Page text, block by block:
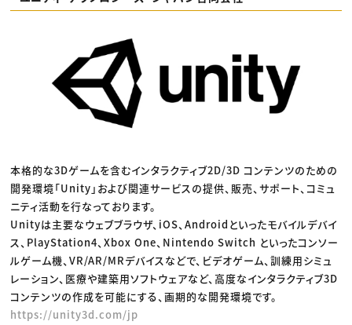
本格的な3Dゲームを含むインタラクティブ2D/3D コンテンツのための
開発環境「Unity」および関連サービスの提供、販売、サポート、コミュ
ニティ活動を行なっております。
Unityは主要なウェブブラウザ、iOS、Androidといったモバイルデバイ
ス、PlayStation4、Xbox One、Nintendo Switch といったコンソー
ルゲーム機、VR/AR/MRデバイスなどで、ビデオゲーム、訓練用シミュ
レーション、医療や建築用ソフトウェアなど、高度なインタラクティブ3D
コンテンツの作成を可能にする、画期的な開発環境です。
https://unity3d.com/jp